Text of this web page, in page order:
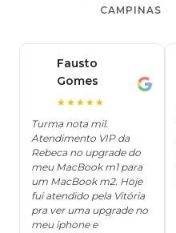
CAMPINAS
Fausto
Gomes
★★★★★
Turma nota mil.
Atendimento VIP da
Rebeca no upgrade do
meu MacBook m1 para
um MacBook m2. Hoje
fui atendido pela Vitória
pra ver uma upgrade no
meu iphone e